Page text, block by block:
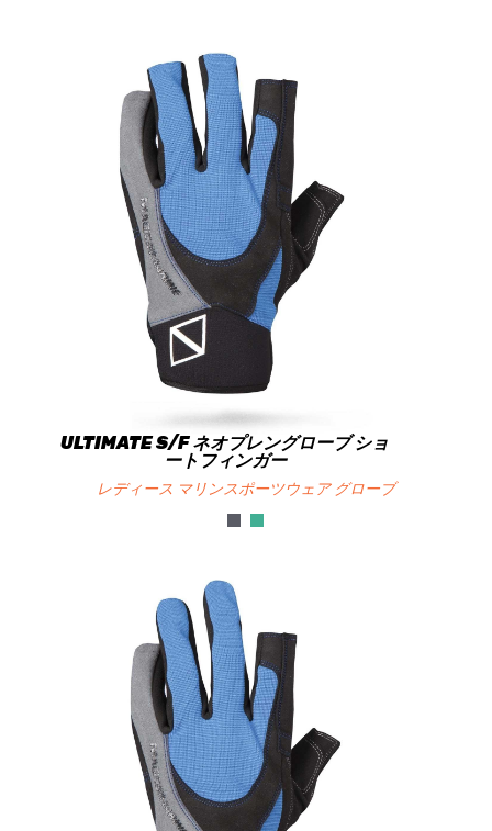
ULTIMATE S/F ネオプレングローブ ショ
ートフィンガー
レディース マリンスポーツウェア グローブ